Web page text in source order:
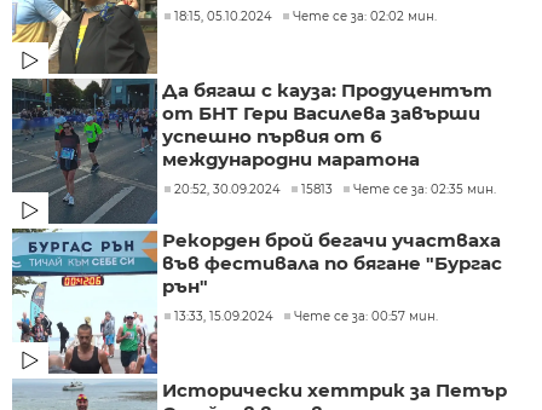
18:15, 05.10.2024 Чете се за: 02:02 мин.
Да бягаш с кауза: Продуцентът
от БНТ Гери Василева завърши
успешно първия от 6
международни маратона
20:52, 30.09.2024 15813 Чете се за: 02:35 мин.
Рекорден брой бегачи участваха
във фестивала по бягане "Бургас
рън"
13:33, 15.09.2024 Чете се за: 00:57 мин.
Исторически хеттрик за Петър